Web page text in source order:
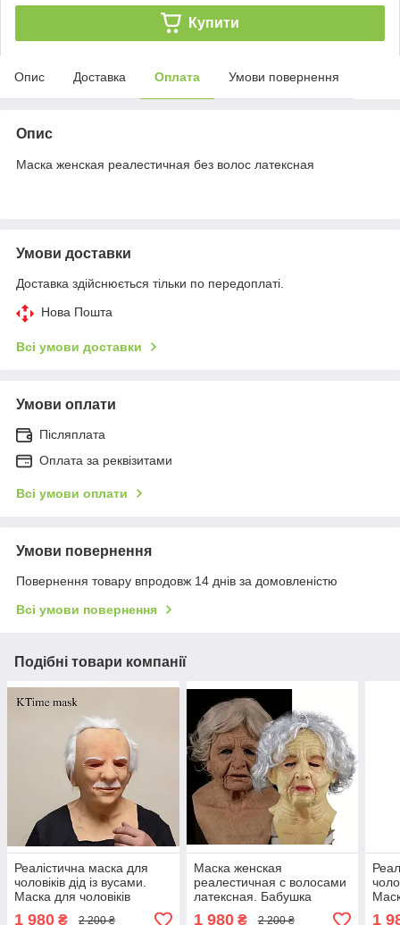
Купити
Опис Доставка Оплата Умови повернення
Опис
Маска женская реалестичная без волос латексная
Умови доставки
Доставка здійснюється тільки по передоплаті.
Нова Пошта
Всі умови доставки
Умови оплати
Післяплата
Оплата за реквізитами
Всі умови оплати
Умови повернення
Повернення товару впродовж 14 днів за домовленістю
Всі умови повернення
Подібні товари компанії
Реалістична маска для
чоловіків дід із вусами.
Маска для чоловіків
Старик.
1 980 ₴ 2 200 ₴
Маска женская
реалестичная с волосами
латексная. Бабушка
1 980₴ 2 200 ₴ 1